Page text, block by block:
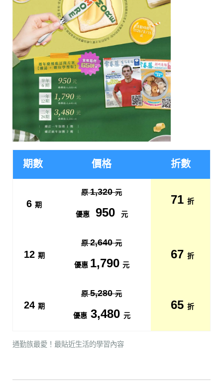
期數 價格 折數
6 期
原1,320元
優惠 950 元
71 折
12 期
原2,640元
優惠 1,790 元
67 折
24 期
原5,280元
優惠3,480 元
65 折
通勤族最愛！最貼近生活的學習內容